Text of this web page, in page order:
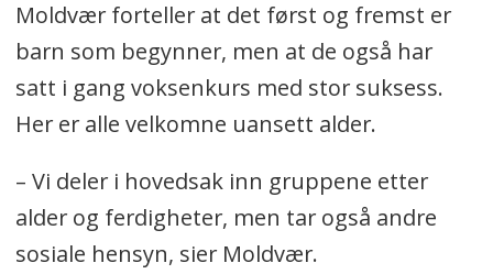
Moldvær forteller at det først og fremst er
barn som begynner, men at de også har
satt i gang voksenkurs med stor suksess.
Her er alle velkomne uansett alder.
– Vi deler i hovedsak inn gruppene etter
alder og ferdigheter, men tar også andre
sosiale hensyn, sier Moldvær.